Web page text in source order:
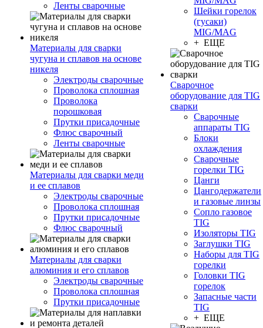
Ленты сварочные
Материалы для сварки
чугуна и сплавов на основе
никеля
Электроды сварочные
Проволока сплошная
Проволока
порошковая
Прутки присадочные
Флюс сварочный
Ленты сварочные
Материалы для сварки меди
и ее сплавов
Электроды сварочные
Проволока сплошная
Прутки присадочные
Флюс сварочный
Материалы для сварки
алюминия и его сплавов
Электроды сварочные
Проволока сплошная
Прутки присадочные
Шейки горелок
(гусаки)
MIG/MAG
+ ЕЩЕ
Сварочное
оборудование для TIG
сварки
Сварочные
аппараты TIG
Блоки
охлаждения
Сварочные
горелки TIG
Цанги
Цангодержатели
и газовые линзы
Сопло газовое
TIG
Изоляторы TIG
Заглушки TIG
Наборы для TIG
горелки
Головки TIG
горелок
Запасные части
TIG
+ ЕЩЕ